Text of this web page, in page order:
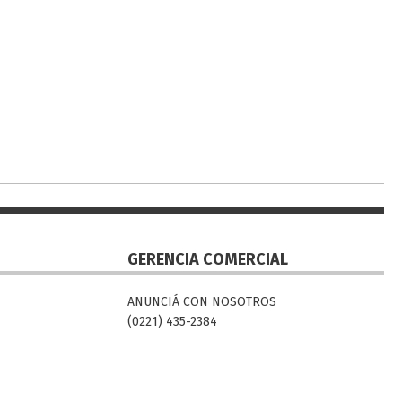
GERENCIA COMERCIAL
ANUNCIÁ CON NOSOTROS
(0221) 435-2384